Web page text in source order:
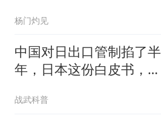
杨门灼见
中国对日出口管制掐了半
年，日本这份白皮书，等
战武科普